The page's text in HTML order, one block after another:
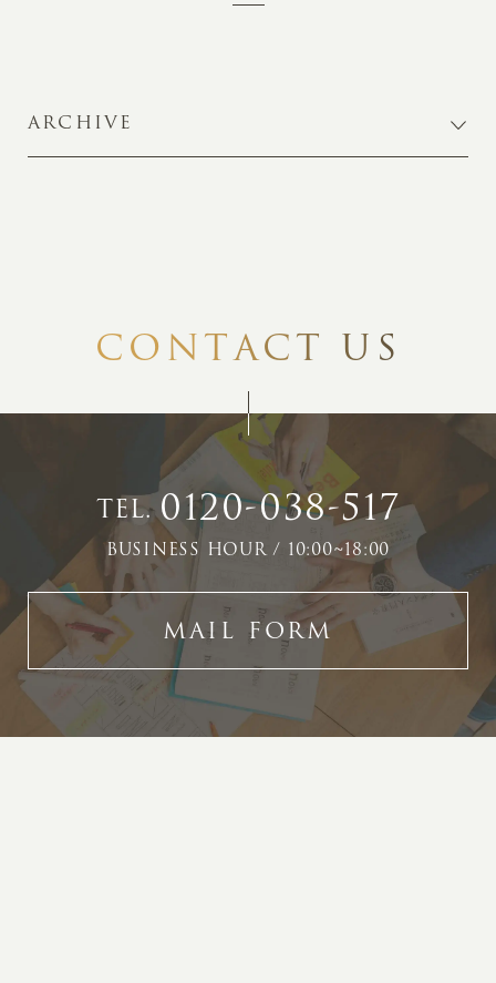
ARCHIVE
CONTACT US
TEL.0120-038-517
BUSINESS HOUR / 10:00~18:00
MAIL FORM